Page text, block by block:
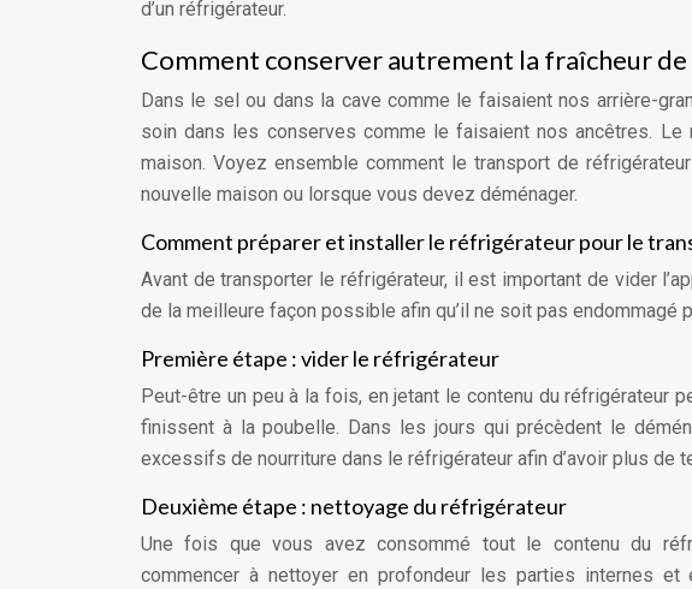
d’un réfrigérateur.
Comment conserver autrement la fraîcheur de
Dans le sel ou dans la cave comme le faisaient nos arrière-
soin dans les conserves comme le faisaient nos ancêtres.
maison. Voyez ensemble comment le transport de
nouvelle maison ou lorsque vous devez déménager.
Comment préparer et installer le réfrigérateur pour le
Avant de transporter le réfrigérateur, il est important de vider
de la meilleure façon possible afin qu’il ne soit pas endommagé
Première étape : vider le réfrigérateur
Peut-être un peu à la fois, en jetant le contenu du réfrigérateur
finissent à la poubelle. Dans les jours qui précèdent le
excessifs de nourriture dans le réfrigérateur afin d’avoir plus de
Deuxième étape : nettoyage du réfrigérateur
Une fois que vous avez consommé tout le contenu du
commencer à nettoyer en profondeur les parties internes et